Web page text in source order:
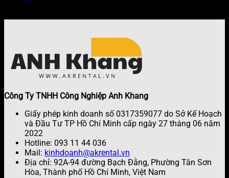
Công Ty TNHH Công Nghiệp Anh Khang
Giấy phép kinh doanh số 0317359077 do Sở Kế Hoạch
và Đầu Tư TP Hồ Chí Minh cấp ngày 27 tháng 06 năm
2022
Hotline: 093 11 44 036
Mail: kinhdoanh@akrental.vn
Địa chỉ: 92A-94 đường Bạch Đằng, Phường Tân Sơn
Hòa, Thành phố Hồ Chí Minh, Việt Nam